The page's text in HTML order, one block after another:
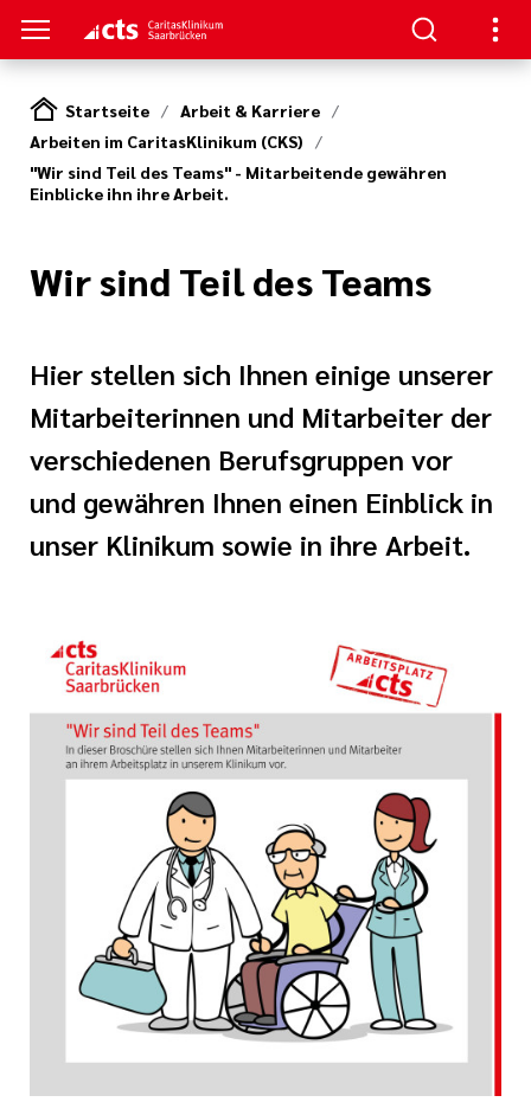
Aufenthalts
/ Orientierung
von A-Z
digital -
zur Pflege
und
Startseite
Arbeit & Karriere
Arbeiten im CaritasKlinikum (CKS)
"Wir sind Teil des Teams" - Mitarbeitende gewähren
Einblicke ihn ihre Arbeit.
Wir sind Teil des Teams
Hier stellen sich Ihnen einige unserer
Mitarbeiterinnen und Mitarbeiter der
verschiedenen Berufsgruppen vor
und gewähren Ihnen einen Einblick in
unser Klinikum sowie in ihre Arbeit.